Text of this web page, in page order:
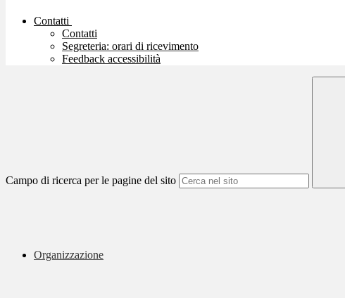
Contatti
Contatti
Segreteria: orari di ricevimento
Feedback accessibilità
Campo di ricerca per le pagine del sito
Organizzazione